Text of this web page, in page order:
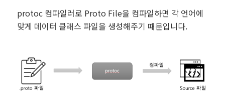
protoc 컴파일러로 Proto File을 컴파일하면 각 언어에
맞게 데이터 클래스 파일을 생성해주기 때문입니다.